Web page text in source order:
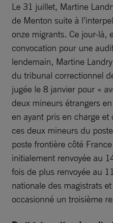
Le 31 juillet, Martine
de Menton suite à
onze migrants. Ce jour-là,
convocation pour une
lendemain, Martine
du tribunal correctionnel
jugée le 8 janvier pour «
deux mineurs étrangers
en ayant pris en charge et
ces deux mineurs du
poste frontière côté
initialement renvoyée au
fois de plus renvoyée au
nationale des magistrats
occasionné un troisième